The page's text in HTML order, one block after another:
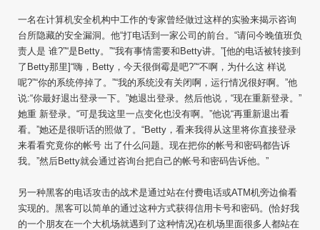
一名在计算机安全机构中工作的专家曾经做过这样的实验来揭示咨询
台所隐藏的安全漏洞。他“打电话到一家公司的前台。“请问今晚值班负
责人是 谁?”“是Betty。”“我有事情需要和Betty讲。”[他的电话被转接到
了Betty那里]“嗨，Betty，今天很倒霉是吧?”“不啊，为什么这 样说
呢?”“你的系统停掉了。”“我的系统没有关闭啊，运行情况很好啊。”他
说:“你最好退出登录一下。”她退出登录。然后他说，“现在重新登录。”
她重 新登录。“可是我这里一点变化也没有啊。”他说“再重新退出看
看。”她还是很听话的照做了。“Betty，看来我得从这里将你直接登录
来看看究竟你的帐号 出了什么问题。现在把你的帐号和密码都告诉
我。”然后Betty就会通过咨询台把自己的帐号和密码告诉他。”
另一种黑客的电话攻击的战术是通过站在付费电话或ATM机旁边偷看
实现的。黑客可以简单的通过这种方式获得信用卡号和密码。(恰好我
的一个朋友在一个大机场就遇到了这种情况)在机场里面很多人都站在